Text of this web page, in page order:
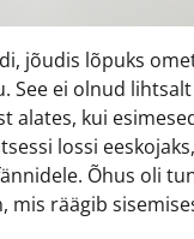
jõudis lõpuks
See ei olnud
kui
lossi
Õhus oli
räägib